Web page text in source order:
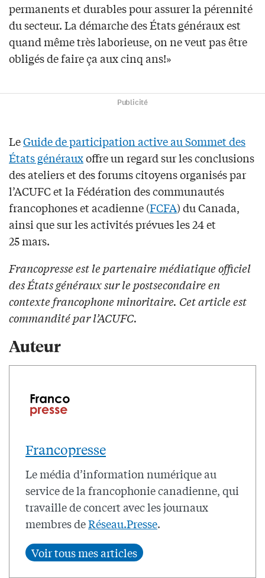
permanents et durables pour assurer la pérennité
du secteur. La démarche des États généraux est
quand même très laborieuse, on ne veut pas être
obligés de faire ça aux cinq ans!»
Publicité
LeGuide de participation active au Sommet des
États générauxoffre un regard sur les conclusions
des ateliers et des forums citoyens organisés par
l’ACUFC et la Fédération des communautés
francophones et acadienne (FCFA) du Canada,
ainsi que sur les activités prévues les 24 et
25 mars.
Francopresse est le partenaire médiatique officiel
des États généraux sur le postsecondaire en
contexte francophone minoritaire. Cet article est
commandité par l’ACUFC.
Auteur
Francopresse
Le média d’information numérique au
service de la francophonie canadienne, qui
travaille de concert avec les journaux
membres deRéseau.Presse.